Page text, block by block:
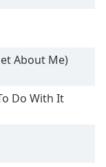
About Me)
Do With It